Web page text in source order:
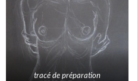
tracé de préparation